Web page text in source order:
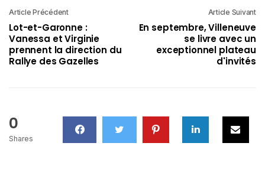
Article Précédent
Lot-et-Garonne :
Vanessa et Virginie
prennent la direction du
Rallye des Gazelles
Article Suivant
En septembre, Villeneuve
se livre avec un
exceptionnel plateau
d'invités
0
Shares